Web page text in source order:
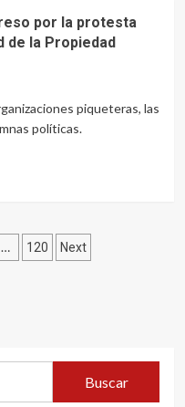
por la protesta
de la Propiedad
piqueteras, las
políticas.
… 120 Next
Buscar